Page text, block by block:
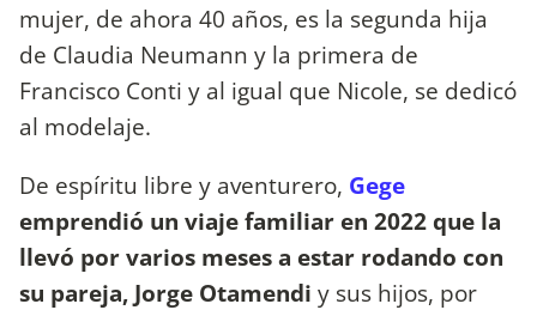
mujer, de ahora 40 años, es la segunda hija
de Claudia Neumann y la primera de
Francisco Conti y al igual que Nicole, se dedicó
al modelaje.
De espíritu libre y aventurero, Gege
emprendió un viaje familiar en 2022 que la
llevó por varios meses a estar rodando con
su pareja, Jorge Otamendi y sus hijos, por